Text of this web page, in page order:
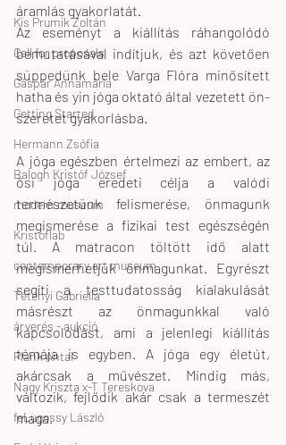
Kis Prumik Zoltán
Call for proposals
Gáspár Annamária
Getting Started
Hermann Zsófia
Balogh Kristóf József
modern museum
Kristoflab
contemporary art museum
Tétényi Gabriella
árverés - aukció
Plank Antal
Nagy Kriszta x-T Tereskova
feLugossy László
áramlás gyakorlatát.
Az eseményt a kiállítás ráhangolódó
bemutatásával indítjuk, és azt követően
süppedünk bele Varga Flóra minősített
hatha és yin jóga oktató által vezetett ön-
szeretet gyakorlásba.
A jóga egészben értelmezi az embert, az
ősi jóga eredeti célja a valódi
természetünk felismerése, önmagunk
megismerése a fizikai test egészségén
túl. A matracon töltött idő alatt
megismerhetjük önmagunkat. Egyrészt
segíti a testtudatosság kialakulását
másrészt az önmagunkkal való
kapcsolódást, ami a jelenlegi kiállítás
témája is egyben. A jóga egy életút,
akárcsak a művészet. Mindig más,
változik, fejlődik akár csak a termeszét
maga.